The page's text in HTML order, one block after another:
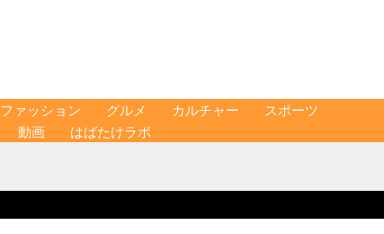
ファッション グルメ カルチャー
スポーツ
動画 はばたけラボ